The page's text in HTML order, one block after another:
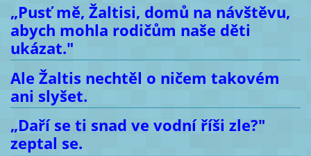
„Pusť mě, Žaltisi, domů na návštěvu,
abych mohla rodičům naše děti
ukázat."
Ale Žaltis nechtěl o ničem takovém
ani slyšet.
„Daří se ti snad ve vodní říši zle?"
zeptal se.